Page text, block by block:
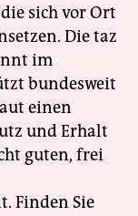
sich vor Ort
Die taz
im
bundesweit
einen
und Erhalt
guten, frei
Finden Sie